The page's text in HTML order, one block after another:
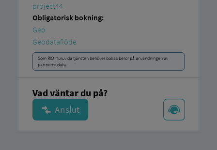
project44
Obligatorisk bokning:
Geo
Geodataflöde
Som RIO Huruvida tjänsten behöver bokas beror på användningen av
partnerns data.
Vad väntar du på?